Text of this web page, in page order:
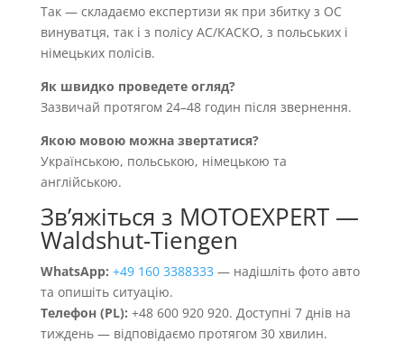
Так — складаємо експертизи як при збитку з OC
винуватця, так і з полісу AC/КАСКО, з польських і
німецьких полісів.
Як швидко проведете огляд?
Зазвичай протягом 24–48 годин після звернення.
Якою мовою можна звертатися?
Українською, польською, німецькою та
англійською.
Звʼяжіться з MOTOEXPERT —
Waldshut-Tiengen
WhatsApp: +49 160 3388333 — надішліть фото авто
та опишіть ситуацію.
Телефон (PL): +48 600 920 920. Доступні 7 днів на
тиждень — відповідаємо протягом 30 хвилин.